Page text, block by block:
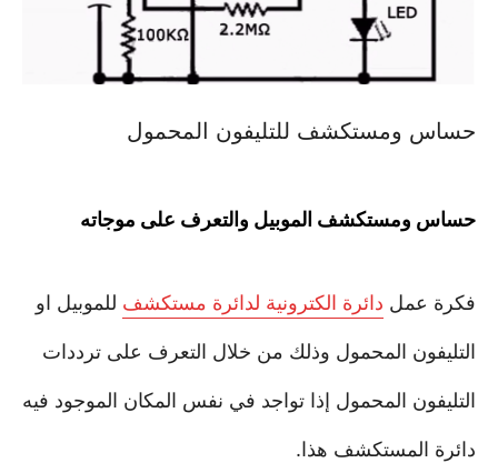
حساس ومستكشف للتليفون المحمول
حساس ومستكشف الموبيل والتعرف على موجاته
فكرة عمل دائرة الكترونية لدائرة مستكشف للموبيل او
التليفون المحمول وذلك من خلال التعرف على ترددات
التليفون المحمول إذا تواجد في نفس المكان الموجود فيه
دائرة المستكشف هذا.